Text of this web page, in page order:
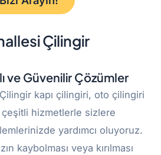
Çilingir
ve Güvenilir Çözümler
kapı çilingiri, oto çilingiri
hizmetlerle sizlere
yardımcı oluyoruz.
kaybolması veya kırılması